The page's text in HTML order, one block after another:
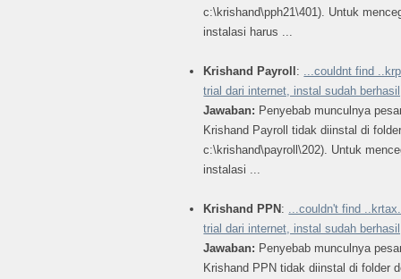
c:\krishand\pph21\401). Untuk
instalasi harus ...
Krishand Payroll:
...couldnt find
trial dari internet, instal sudah
Jawaban: Penyebab munculnya
Krishand Payroll tidak diinstal di
c:\krishand\payroll\202). Untuk
instalasi ...
Krishand PPN:
...couldn't find
trial dari internet, instal sudah
Jawaban: Penyebab munculnya
Krishand PPN tidak diinstal di folder